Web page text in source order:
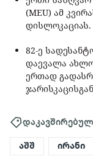
(MEU) ამ
დისლოკაციას.
82-ე
დაევალა
ერთად
აშშ ირანი